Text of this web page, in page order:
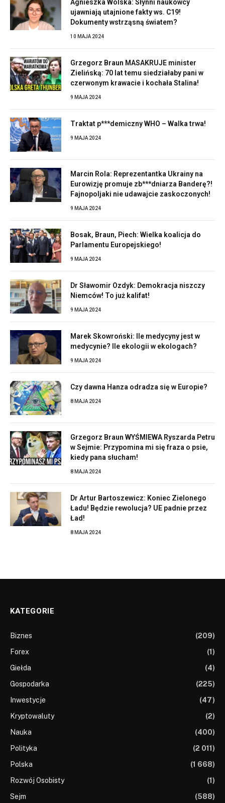
Agnieszka Wolska: Słynni naukowcy
ujawniają utajnione fakty ws. C19!
Dokumenty wstrząsną światem?
10 MAJA 2024
Grzegorz Braun MASAKRUJE minister
Zielińską: 70 lat temu siedziałaby pani w
czerwonym krawacie i kochała Stalina!
9 MAJA 2024
Traktat p***demiczny WHO – Walka trwa!
9 MAJA 2024
Marcin Rola: Reprezentantka Ukrainy na
Eurowizję promuje zb***dniarza Banderę?!
Fajnopoljaki nie udawajcie zaskoczonych!
9 MAJA 2024
Bosak, Braun, Piech: Wielka koalicja do
Parlamentu Europejskiego!
9 MAJA 2024
Dr Sławomir Ozdyk: Demokracja niszczy
Niemców! To już kalifat!
9 MAJA 2024
Marek Skowroński: Ile medycyny jest w
medycynie? Ile ekologii w ekologach?
9 MAJA 2024
Czy dawna Hanza odradza się w Europie?
8 MAJA 2024
Grzegorz Braun WYŚMIEWA Ryszarda Petru
w Sejmie: Przypomina mi się fraza o psie,
kiedy pana słucham!
8 MAJA 2024
Dr Artur Bartoszewicz: Koniec Zielonego
Ładu! Będzie rewolucja? UE padnie przez
Ład!
8 MAJA 2024
KATEGORIE
Biznes
(209)
Forex
(1)
Giełda
(4)
Gospodarka
(225)
Inwestycje
(47)
Kryptowaluty
(2)
Nauka
(400)
Polityka
(2 011)
Polska
(1 668)
Rozwój Osobisty
(1)
Sejm
(588)